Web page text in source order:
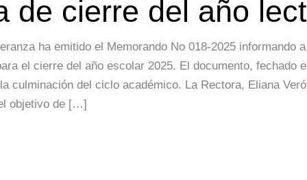
de cierre del año
ha emitido el Memorando No 018-2025 informando
el cierre del año escolar 2025. El documento, fechado
culminación del ciclo académico. La Rectora, Eliana
objetivo de […]